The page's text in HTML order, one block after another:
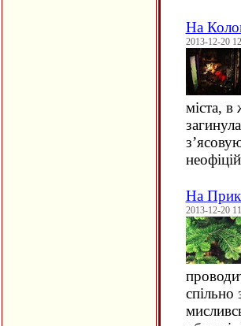
На
2013-12-20
міста, в
На
2013-12-20
спільно